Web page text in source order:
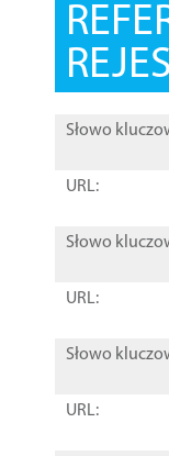
Słowo
URL:
Słowo
URL:
Słowo
URL: